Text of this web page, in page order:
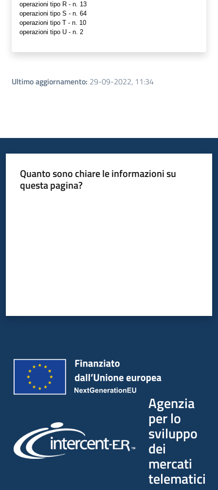
operazioni tipo R - n. 13
operazioni tipo S - n. 64
operazioni tipo T - n. 10
operazioni tipo U - n. 2
Ultimo aggiornamento: 29-09-2022, 11:34
Quanto sono chiare le informazioni su
questa pagina?
Agenzia
per lo
sviluppo
dei
mercati
telematici